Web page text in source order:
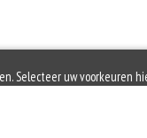
Selecteer uw voorkeuren